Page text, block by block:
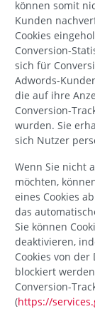
können somit
Kunden
Cookies
Conversion-
sich für
Adwords-
die auf ihre
Conversion-
wurden. Sie
sich Nutzer
Wenn Sie nicht
möchten,
eines Cookies
das
Sie können
deaktivieren,
Cookies von der
blockiert
Conversion-
(https://